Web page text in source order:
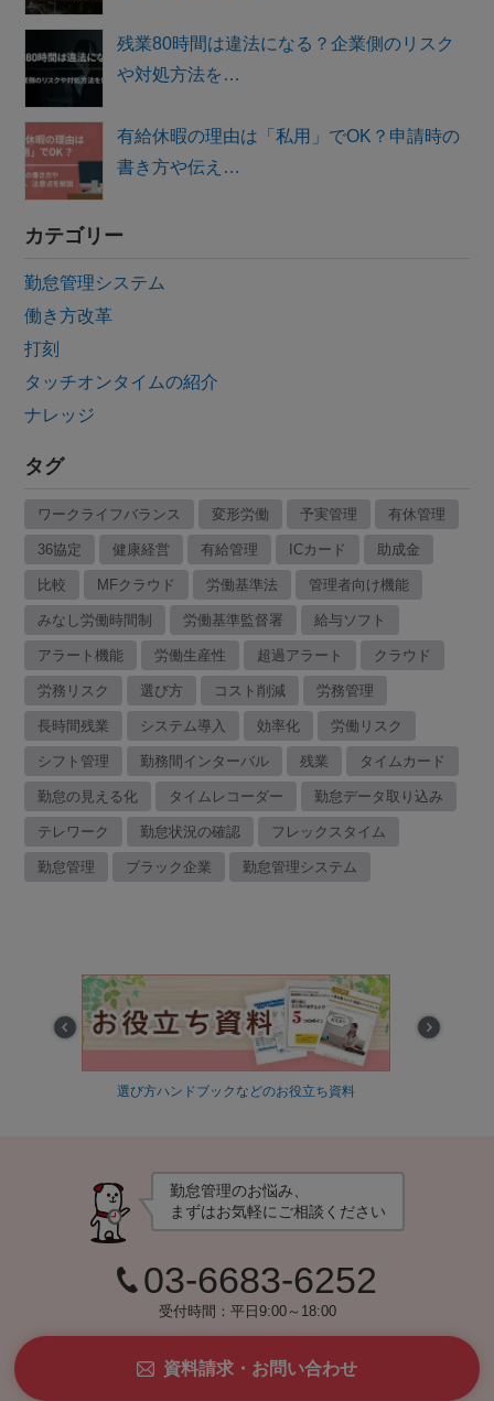
残業80時間は違法になる？企業側のリスク
や対処方法を…
有給休暇の理由は「私用」でOK？申請時の
書き方や伝え…
カテゴリー
勤怠管理システム
働き方改革
打刻
タッチオンタイムの紹介
ナレッジ
タグ
ワークライフバランス 変形労働 予実管理 有休管理
36協定 健康経営 有給管理 ICカード 助成金
比較 MFクラウド 労働基準法 管理者向け機能
みなし労働時間制 労働基準監督署 給与ソフト
アラート機能 労働生産性 超過アラート クラウド
労務リスク 選び方 コスト削減 労務管理
長時間残業 システム導入 効率化 労働リスク
シフト管理 勤務間インターバル 残業 タイムカード
勤怠の見える化 タイムレコーダー 勤怠データ取り込み
テレワーク 勤怠状況の確認 フレックスタイム
勤怠管理 ブラック企業 勤怠管理システム
選び方ハンドブックなどのお役立ち資料
勤怠管理のお悩み、
まずはお気軽にご相談ください
03-6683-6252
受付時間：平日9:00～18:00
資料請求・お問い合わせ